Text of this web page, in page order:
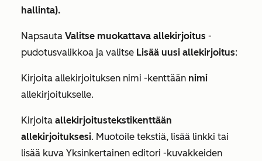
hallinta).
Napsauta Valitse muokattava allekirjoitus -
pudotusvalikkoa ja valitse Lisää uusi allekirjoitus:
Kirjoita allekirjoituksen nimi -kenttään nimi
allekirjoitukselle.
Kirjoita allekirjoitustekstikenttään
allekirjoituksesi. Muotoile tekstiä, lisää linkki tai
lisää kuva Yksinkertainen editori -kuvakkeiden